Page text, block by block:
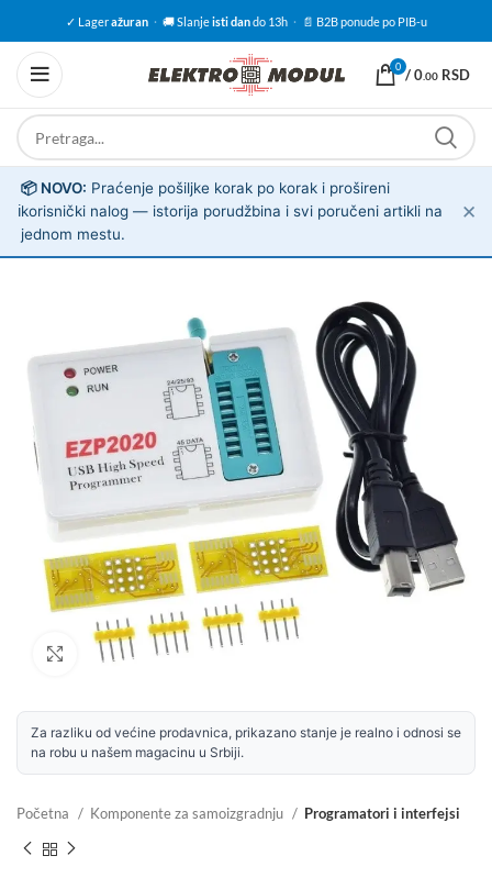
✓ Lageražuran · 🚚 Slanjeisti dando 13h · 📄 B2B ponude po PIB-u
0 /0.00 RSD
ℹ️
📦 NOVO: Praćenje pošiljke korak po korak i prošireni
korisnički nalog — istorija porudžbina i svi poručeni artikli na
jednom mestu.
✕
Uvećaj sliku
Za razliku od većine prodavnica, prikazano stanje je realno i odnosi se
na robu u našem magacinu u Srbiji.
Početna Komponente za samoizgradnju Programatori i interfejsi